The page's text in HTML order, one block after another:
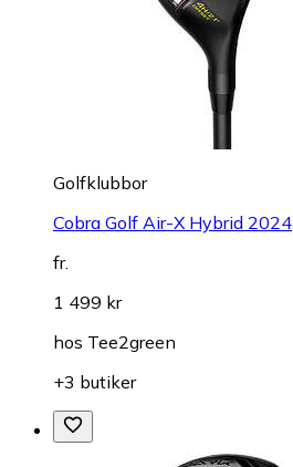
Golfklubbor
Cobra Golf Air-X Hybrid 2024
fr.
1 499 kr
hos Tee2green
+3 butiker